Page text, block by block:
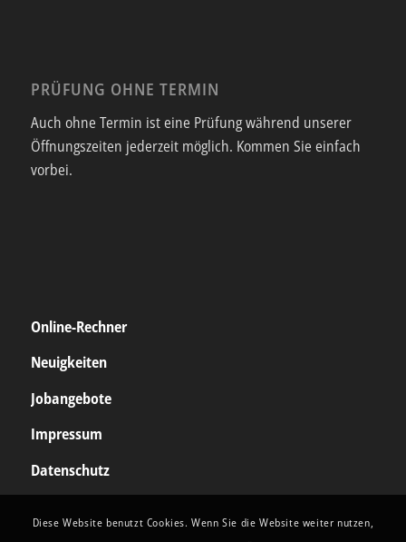
PRÜFUNG OHNE TERMIN
Auch ohne Termin ist eine Prüfung während unserer
Öffnungszeiten jederzeit möglich. Kommen Sie einfach
vorbei.
Online-Rechner
Neuigkeiten
Jobangebote
Impressum
Datenschutz
Diese Website benutzt Cookies. Wenn Sie die Website weiter nutzen,